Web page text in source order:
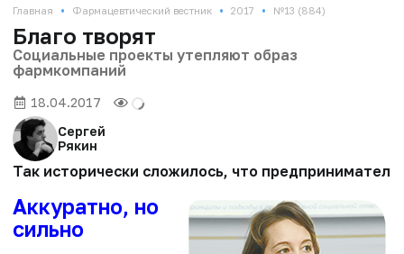
Главная • Фармацевтический вестник • 2017 • №13 (884)
Благо творят
Социальные проекты утепляют образ
фармкомпаний
18.04.2017
Сергей
Рякин
Так исторически сложилось, что
Аккуратно, но
сильно